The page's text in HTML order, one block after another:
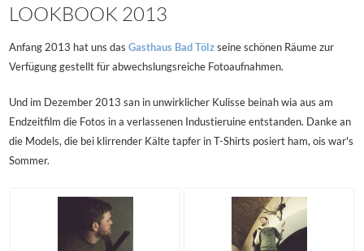
LOOKBOOK 2013
Anfang 2013 hat uns das Gasthaus Bad Tölzseine schönen Räume zur
Verfügung gestellt für abwechslungsreiche Fotoaufnahmen.
Und im Dezember 2013 san in unwirklicher Kulisse beinah wia aus am
Endzeitfilm die Fotos in a verlassenen Industieruine entstanden. Danke an
die Models, die bei klirrender Kälte tapfer in T-Shirts posiert ham, ois war's
Sommer.